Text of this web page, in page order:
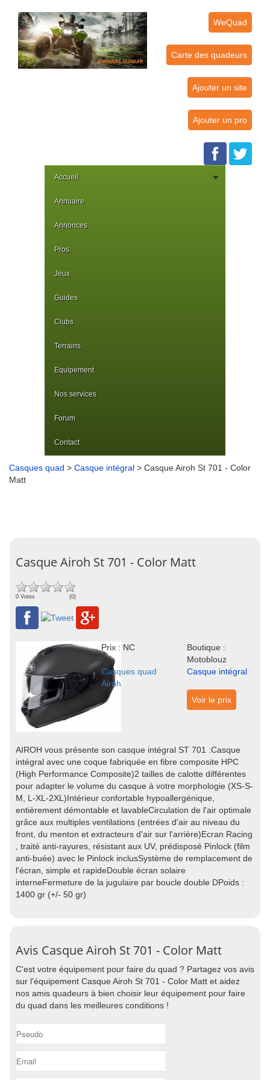
WeQuad
Carte des quadeurs
Ajouter un site
Ajouter un pro
Accueil
Annuaire
Annonces
Pros
Jeux
Guides
Clubs
Terrains
Equipement
Nos services
Forum
Contact
Casques quad > Casque intégral > Casque Airoh St 701 - Color
Matt
Casque Airoh St 701 - Color Matt
0 Votes (0)
Prix : NC
Boutique :
Motoblouz
Casques quad
Airoh
Casque intégral
Voir le prix
AIROH vous présente son casque intégral ST 701 :Casque
intégral avec une coque fabriquée en fibre composite HPC
(High Performance Composite)2 tailles de calotte différentes
pour adapter le volume du casque à votre morphologie (XS-S-
M, L-XL-2XL)Intérieur confortable hypoallergénique,
entièrement démontable et lavableCirculation de l'air optimale
grâce aux multiples ventilations (entrées d'air au niveau du
front, du menton et extracteurs d'air sur l'arrière)Ecran Racing
, traité anti-rayures, résistant aux UV, prédisposé Pinlock (film
anti-buée) avec le Pinlock inclusSystème de remplacement de
l'écran, simple et rapideDouble écran solaire
interneFermeture de la jugulaire par boucle double DPoids :
1400 gr (+/- 50 gr)
Avis Casque Airoh St 701 - Color Matt
C'est votre équipement pour faire du quad ? Partagez vos avis
sur l'équipement Casque Airoh St 701 - Color Matt et aidez
nos amis quadeurs à bien choisir leur équipement pour faire
du quad dans les meilleures conditions !